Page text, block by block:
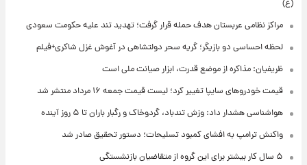
(ع)
مراکز نظامی عربستان هدف حمله قرار گرفت؛ تهدید تند علیه حکومت سعودی
لحظه احساسی دو بازیگر؛ گریه سحر دولتشاهی در آغوش غزل شاکری+فیلم
ظریفیان: مذاکره از موضع قدرت، ابزار صیانت ملی است
قیمت خودروهای سایپا تغییر کرد؛ لیست قیمت جمعه ۱۶ مرداد منتشر شد
هواشناسی هشدار داد: وزش تندباد، گردوخاک و رگبار باران تا ۵ روز آینده
واکنش ترامپ به افشای کمبود تسلیحات؛ دستور تحقیق صادر شد
۵ سال کار بیشتر برای این گروه از متقاضیان بازنشستگی